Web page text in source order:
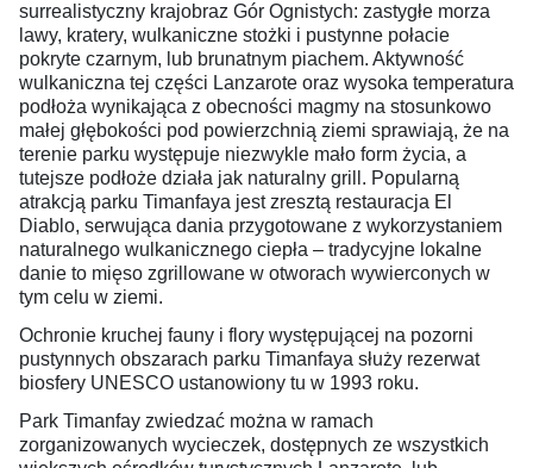
surrealistyczny krajobraz Gór Ognistych: zastygłe morza
lawy, kratery, wulkaniczne stożki i pustynne połacie
pokryte czarnym, lub brunatnym piachem. Aktywność
wulkaniczna tej części Lanzarote oraz wysoka temperatura
podłoża wynikająca z obecności magmy na stosunkowo
małej głębokości pod powierzchnią ziemi sprawiają, że na
terenie parku występuje niezwykle mało form życia, a
tutejsze podłoże działa jak naturalny grill. Popularną
atrakcją parku Timanfaya jest zresztą restauracja El
Diablo, serwująca dania przygotowane z wykorzystaniem
naturalnego wulkanicznego ciepła – tradycyjne lokalne
danie to mięso zgrillowane w otworach wywierconych w
tym celu w ziemi.
Ochronie kruchej fauny i flory występującej na pozorni
pustynnych obszarach parku Timanfaya służy rezerwat
biosfery UNESCO ustanowiony tu w 1993 roku.
Park Timanfay zwiedzać można w ramach
zorganizowanych wycieczek, dostępnych ze wszystkich